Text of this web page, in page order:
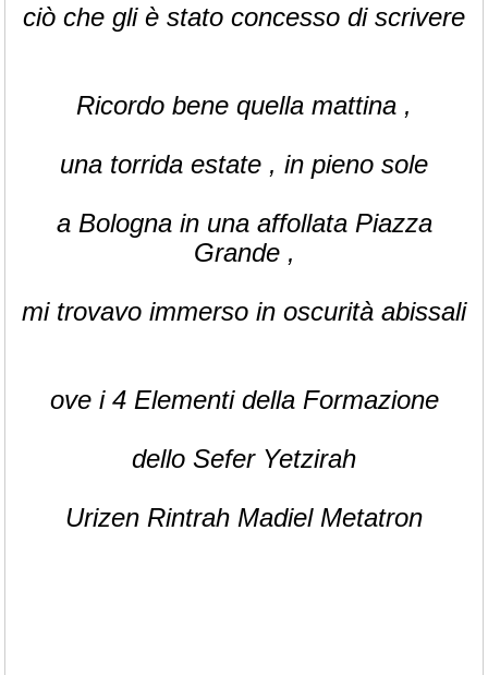
ciò che gli è stato concesso di scrivere
Ricordo bene quella mattina ,
una torrida estate , in pieno sole
a Bologna in una affollata Piazza
Grande ,
mi trovavo immerso in oscurità abissali
ove i 4 Elementi della Formazione
dello Sefer Yetzirah
Urizen Rintrah Madiel Metatron